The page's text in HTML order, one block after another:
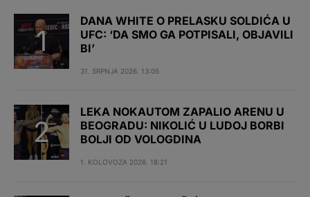
DANA WHITE O PRELASKU SOLDIĆA U
UFC: ‘DA SMO GA POTPISALI, OBJAVILI
BI’
31. SRPNJA 2026. 13:05
LEKA NOKAUTOM ZAPALIO ARENU U
BEOGRADU: NIKOLIĆ U LUDOJ BORBI
BOLJI OD VOLOGDINA
1. KOLOVOZA 2026. 18:21